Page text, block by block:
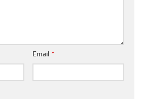
Email *